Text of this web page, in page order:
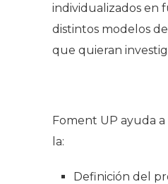
individualizados en
distintos modelos
que quieran
Foment UP ayuda a
la:
Definición del